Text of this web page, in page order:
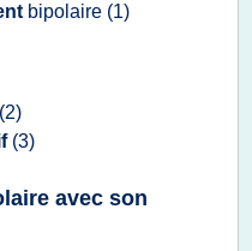
bipolaire (1)
(2)
(3)
avec son